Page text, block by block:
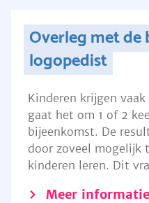
Overleg met de
logopedist
Kinderen krijgen
gaat het om 1 of 2
bijeenkomst. De
door zoveel mogelijk
kinderen leren. Dit
Meer informatie